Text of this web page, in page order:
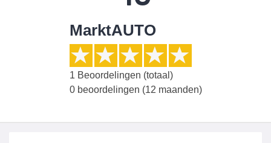
MarktAUTO
1 Beoordelingen (totaal)
0 beoordelingen (12 maanden)